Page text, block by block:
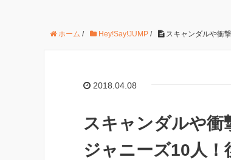
ホーム / Hey!Say!JUMP / スキャンダルや衝
2018.04.08
スキャンダルや衝
ジャニーズ10人！